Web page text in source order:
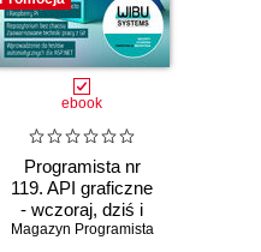
ebook
Programista nr
119. API graficzne
- wczoraj, dziś i
jutro
Magazyn Programista